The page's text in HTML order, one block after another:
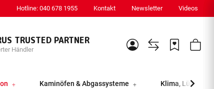
Hotline: 040 678 1955 Kontakt Newsletter Videos
TRUSTED PARTNER
Händler
Kaminöfen & Abgassysteme Klima, Lüftung